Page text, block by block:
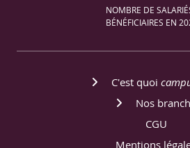
Révisions, questions
Validation : correction
Passage de la certification
NOMBRE DE
BÉNÉFICIAIRES EN
C'est quoi
Nos
CGU
Mentions